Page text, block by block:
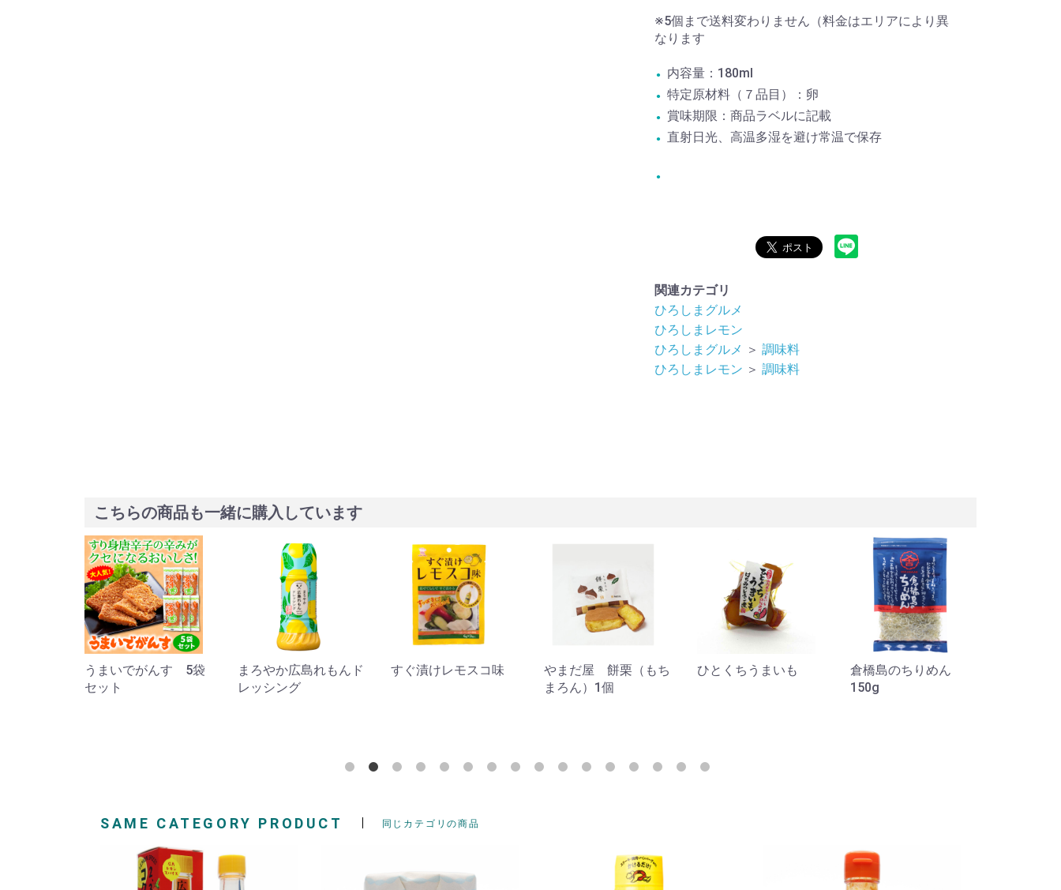
※5個まで送料変わりません（料金はエリアにより異
なります
内容量：180ml
特定原材料（７品目）：卵
賞味期限：商品ラベルに記載
直射日光、高温多湿を避け常温で保存
関連カテゴリ
ひろしまグルメ
ひろしまレモン
ひろしまグルメ ＞ 調味料
ひろしまレモン ＞ 調味料
こちらの商品も一緒に購入しています
うまいでがんす 5袋
セット
まろやか広島れもんド
レッシング
すぐ漬けレモスコ味
やまだ屋 餅栗（もち
まろん）1個
ひとくちうまいも
倉橋島のちりめん
150g
SAME CATEGORY PRODUCT 同じカテゴリの商品